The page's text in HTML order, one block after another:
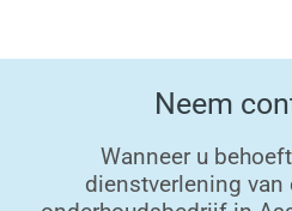
Neem
Wanneer u
dienstverlening van